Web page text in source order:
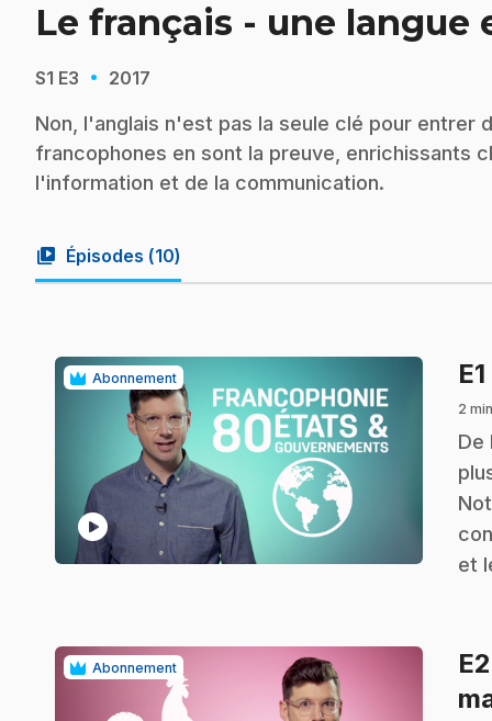
Le français - une langue
S1 E3 · 2017
Non, l'anglais n'est pas la seule clé pour entrer
francophones en sont la preuve, enrichissants
l'information et de la communication.
video_library Épisodes (10)
Abonnement
play_circle
E1
2 min
.De
et
Abonnement E2